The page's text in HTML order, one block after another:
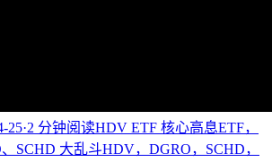
25·2 分钟阅读HDV ETF 核心高息ETF，
SCHD 大乱斗HDV，DGRO，SCHD，